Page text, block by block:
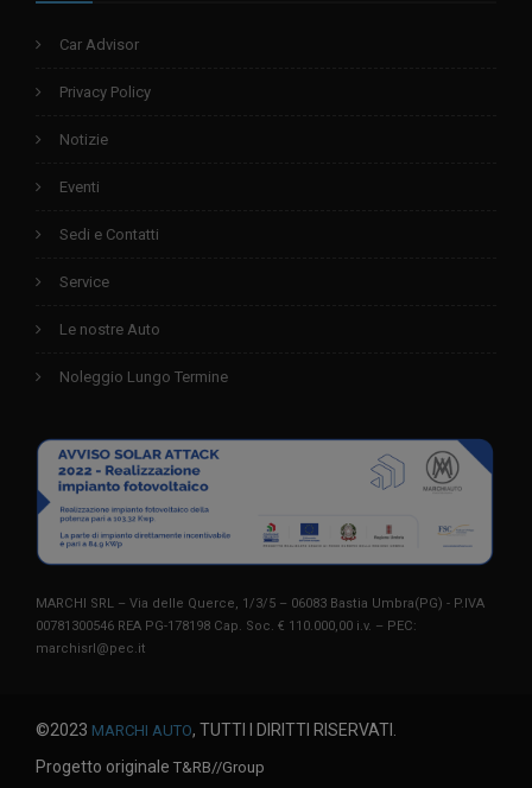
Car Advisor
Privacy Policy
Notizie
Eventi
Sedi e Contatti
Service
Le nostre Auto
Noleggio Lungo Termine
MARCHI SRL – Via delle Querce, 1/3/5 – 06083 Bastia Umbra(PG) - P.IVA
00781300546 REA PG-178198 Cap. Soc. € 110.000,00 i.v. – PEC:
marchisrl@pec.it
©2023 MARCHI AUTO, TUTTI I DIRITTI RISERVATI.
Progetto originale T&RB//Group